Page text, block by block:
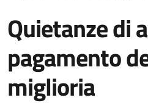
Quietanze di
pagamento
miglioria